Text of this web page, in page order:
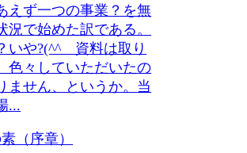
えず一つの事業？を無
況で始めた訳である。
いや?(^^ゞ資料は取り
色々していただいたの
ません、というか。当
...
（序章）